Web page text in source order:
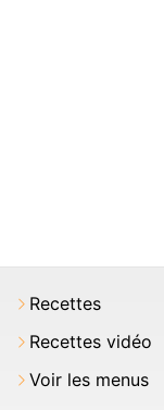
Recettes
Recettes vidéo
Voir les menus